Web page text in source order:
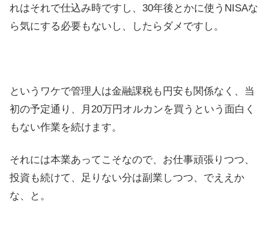
れはそれで仕込み時ですし、30年後とかに使うNISAな
ら気にする必要もないし、したらダメですし。
というワケで管理人は金融課税も円安も関係なく、当
初の予定通り、月20万円オルカンを買うという面白く
もない作業を続けます。
それには本業あってこそなので、お仕事頑張りつつ、
投資も続けて、足りない分は副業しつつ、でええか
な、と。